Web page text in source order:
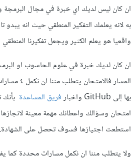
ان كان ليس لديك اي خبرة في مجال البرمجة
به لانه يعلمك التفكير المنطقي حيث انه يبدو
واقعيا هو يعلم الكثير ويجعل تفكيرنا
ان كان لديك خبرة في علوم الحاسوب او
المسار
بها إلى GitHub واخبار
فريق المساعدة
امتحان وسؤالك واعطائك مهمة معينة
استطعت اجتيازها فسوف تحصل على الشهادة.
ولا يتطلب مننا ان نكمل مسارات محددة كما